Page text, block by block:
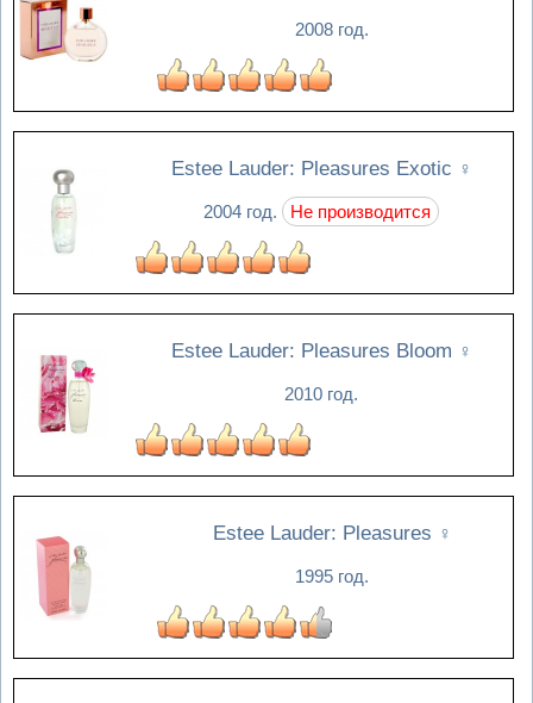
2008 год.
Estee Lauder: Pleasures Exotic ♀
2004 год. Не производится
Estee Lauder: Pleasures Bloom ♀
2010 год.
Estee Lauder: Pleasures ♀
1995 год.